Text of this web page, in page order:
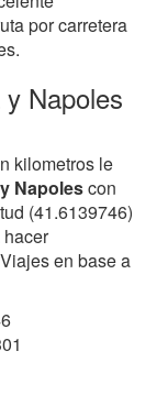
por carretera
Napoles
kilometros le
Napolescon
(41.6139746)
en base a